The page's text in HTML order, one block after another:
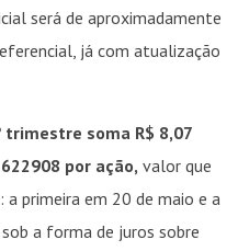
será de aproximadamente
já com atualização
soma R$ 8,07
por ação, valor que
a primeira em 20 de maio e a
a forma de juros sobre